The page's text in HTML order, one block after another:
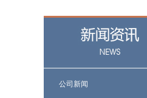
公司新闻